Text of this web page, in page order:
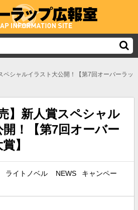
ペシャルイラスト大公開！【第7回オーバーラッ
】新人賞スペシャル
！【第7回オーバー
】
ライトノベル NEWS
キャンペー